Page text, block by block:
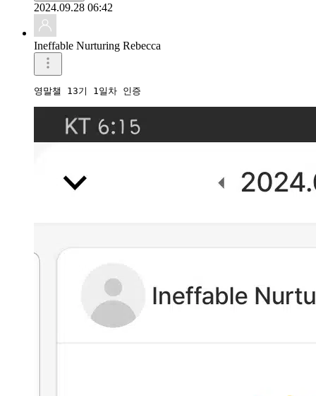
2024.09.28 06:42
Ineffable Nurturing Rebecca